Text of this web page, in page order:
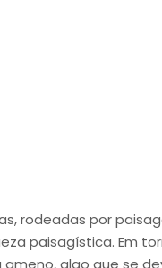
rodeadas por
paisagística. Em
algo que se